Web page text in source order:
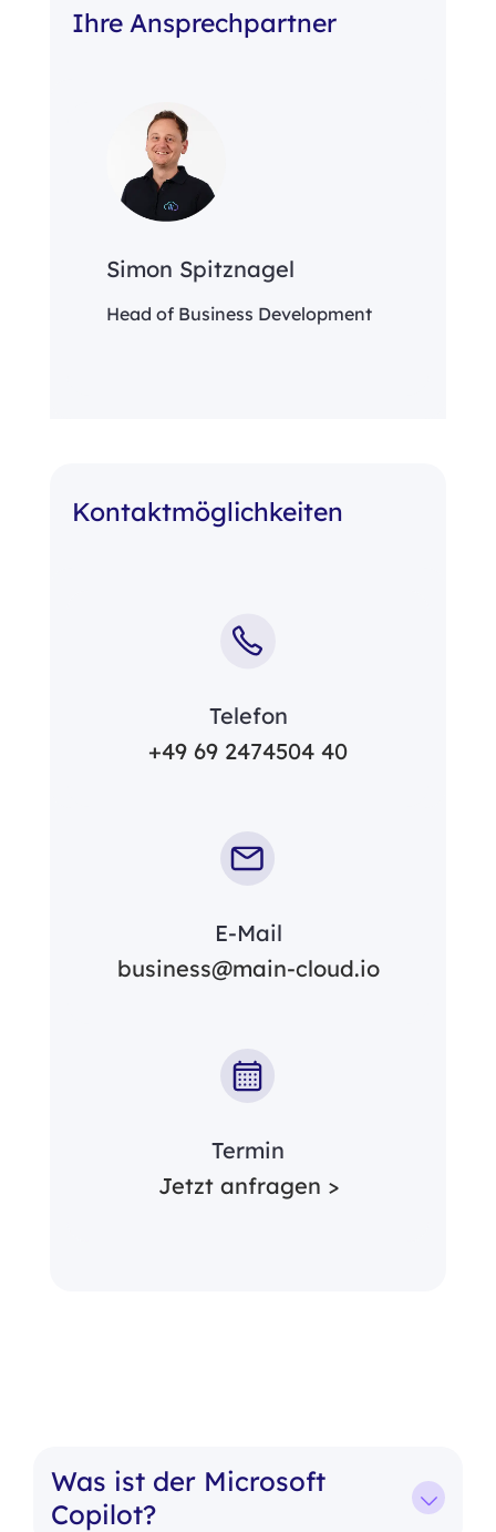
Ihre Ansprechpartner
Simon Spitznagel
Head of Business Development
Kontaktmöglichkeiten
Telefon
+49 69 2474504 40
E-Mail
business@main-cloud.io
Termin
Jetzt anfragen >
Was ist der Microsoft
Copilot?